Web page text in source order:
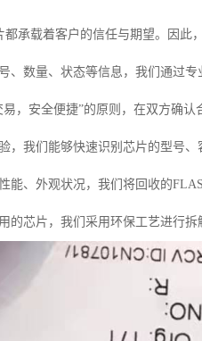
承载着客户的信任与期望。因此
、数量、状态等信息，我们通过
易，安全便捷”的原则，在双方确
，我们能够快速识别芯片的型号
能、外观状况，我们将回收的
的芯片，我们采用环保工艺进行